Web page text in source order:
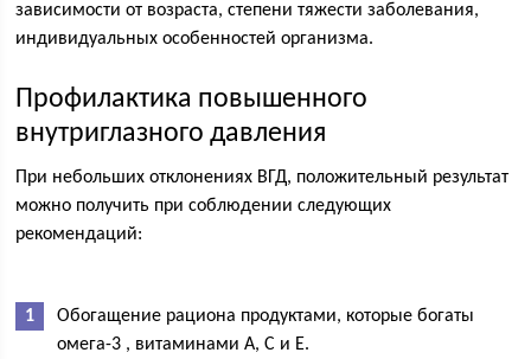
зависимости от возраста, степени тяжести заболевания,
индивидуальных особенностей организма.
Профилактика повышенного
внутриглазного давления
При небольших отклонениях ВГД, положительный результат
можно получить при соблюдении следующих
рекомендаций:
Обогащение рациона продуктами, которые богаты
омега-3 , витаминами А, С и Е.